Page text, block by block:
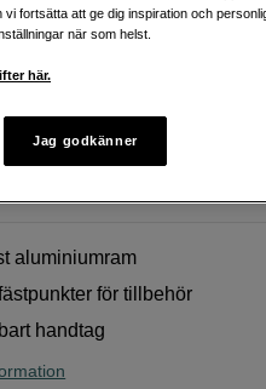
II (Advanced Edition)
Mark II / III
Finns i lager
aluminiumram
för tillbehör
handtag
fortsätta att ge dig inspiration och
när som helst.
här.
Jag godkänner